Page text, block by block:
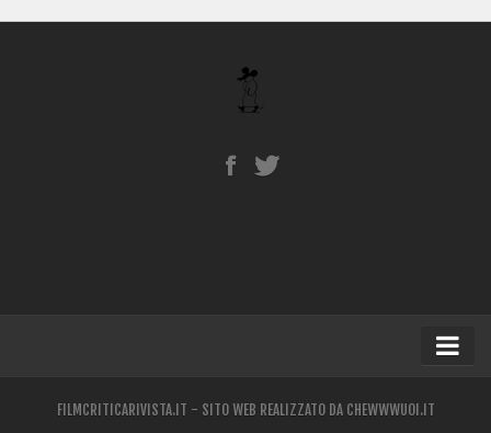
FILMCRITICARIVISTA.IT - SITO WEB REALIZZATO DA CHEWWWUOI.IT